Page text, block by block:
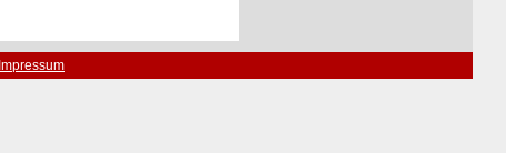
Impressum